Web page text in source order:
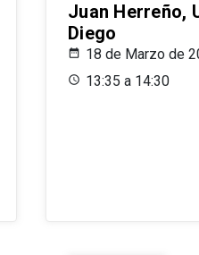
Juan Herreño,
Diego
18 de Marzo de
13:35 a 14:30